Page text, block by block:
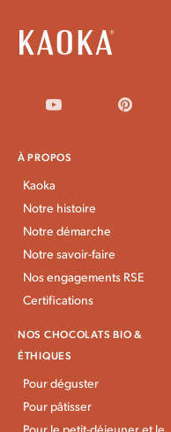
À PROPOS
Kaoka
Notre histoire
Notre démarche
Notre savoir-faire
Nos engagements RSE
Certifications
NOS CHOCOLATS BIO &
ÉTHIQUES
Pour déguster
Pour pâtisser
Pour le petit-déjeuner et le